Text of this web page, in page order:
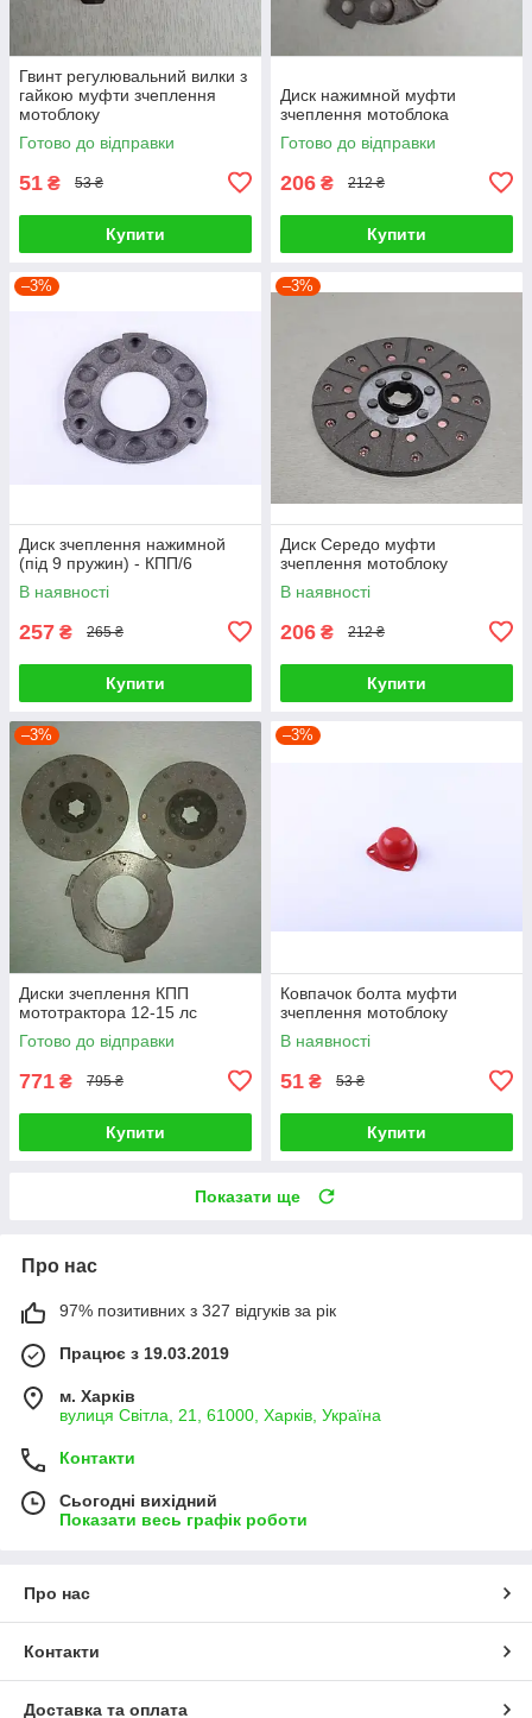
Гвинт регулювальний вилки з
гайкою муфти зчеплення
мотоблоку
Готово до відправки
51 ₴ 53 ₴
Купити
Диск нажимной муфти
зчеплення мотоблока
Готово до відправки
206 ₴ 212 ₴
Купити
–3%
Диск зчеплення нажимной
(під 9 пружин) - КПП/6
В наявності
257 ₴ 265 ₴
Купити
–3%
Диск Середо муфти
зчеплення мотоблоку
В наявності
206 ₴ 212 ₴
Купити
–3%
Диски зчеплення КПП
мототрактора 12-15 лс
Готово до відправки
771 ₴ 795 ₴
Купити
–3%
Ковпачок болта муфти
зчеплення мотоблоку
В наявності
51 ₴ 53 ₴
Купити
Показати ще
Про нас
97% позитивних з 327 відгуків за рік
Працює з 19.03.2019
м. Харків
вулиця Світла, 21, 61000, Харків, Україна
Контакти
Сьогодні вихідний
Показати весь графік роботи
Про нас
Контакти
Доставка та оплата